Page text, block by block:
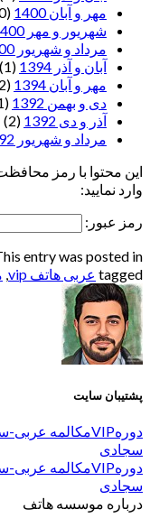
مهر و آبان 1400
(20)
شهریور و مهر 1400
مرداد و شهریور 1400
آبان و آذر 1394
(1)
مهر و آبان 1394
(2)
دی و بهمن 1392
(1)
آذر و دی 1392
(2)
مرداد و شهریور 1392
این محتوا با رمز
وارد نمایید:
رمز عبور:
entry was posted in
tagged عربی هاتف vip ,
پشتیبان سایت
سجادی
سجادی
درباره موسسه هاتف